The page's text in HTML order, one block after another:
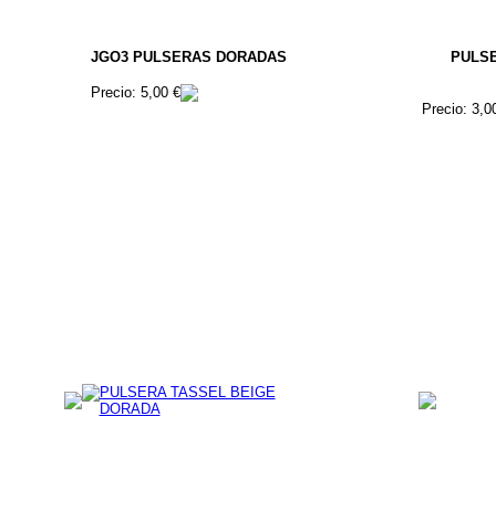
JGO3 PULSERAS DORADAS
Precio: 5,00 €
Precio: